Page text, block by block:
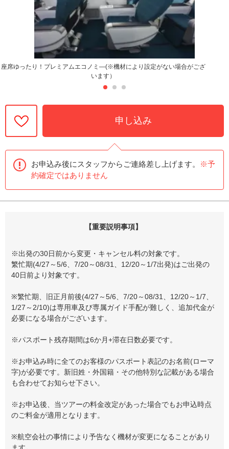
座席ゆったり！プレミアムエコノミ―(※機材により設定がない場合がござ
います）
申し込み
お申込み後にスタッフからご連絡差し上げます。
※予
約確定ではありません
【重要説明事項】
※出発の30日前から変更・キャンセル料の対象です。
繁忙期(4/27～5/6、7/20～08/31、12/20～1/7出発)はご出発の
40日前より対象です。
※繁忙期、旧正月前後(4/27～5/6、7/20～08/31、12/20～1/7、
1/27～2/10)は専用車及び専属ガイド手配が難しく、追加代金が
必要になる場合がございます。
※パスポート残存期間は6か月+滞在日数必要です。
※お申込み時に全てのお客様のパスポート表記のお名前(ローマ
字)が必要です。新旧姓・外国籍・その他特別な記載がある場合
も合わせてお知らせ下さい。
※お申込後、当ツアーの料金改定があった場合でもお申込時点
のご料金が適用となります。
※航空会社の事情により予告なく機材が変更になることがあり
ます。